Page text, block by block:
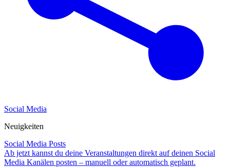
Social Media
Neuigkeiten
Social Media Posts
Ab jetzt kannst du deine Veranstaltungen direkt auf deinen Social
Media Kanälen posten – manuell oder automatisch geplant.